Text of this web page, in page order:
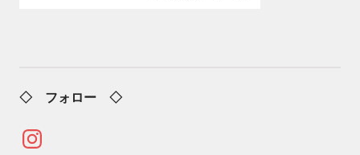
◇ フォロー ◇
Instagram